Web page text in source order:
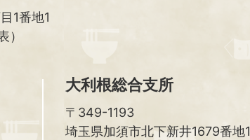
1番地1
大利根総合支所
〒349-1193
埼玉県加須市北下新井1679番地1